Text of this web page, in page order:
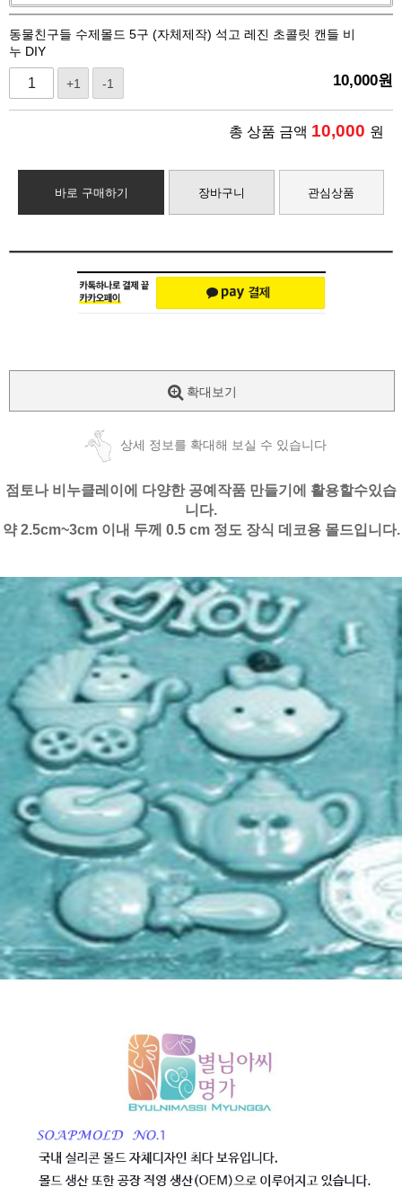
동물친구들 수제몰드 5구 (자체제작) 석고 레진 초콜릿 캔들 비
누 DIY
+1 -1 10,000원
총 상품 금액 10,000 원
바로 구매하기 장바구니 관심상품
확대보기
상세 정보를 확대해 보실 수 있습니다
점토나 비누클레이에 다양한 공예작품 만들기에 활용할수있습
니다.
약 2.5cm~3cm 이내 두께 0.5 cm 정도 장식 데코용 몰드입니다.